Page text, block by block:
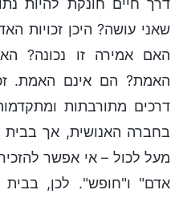
דרך חיים חונקת להיות
שאני עושה? היכן זכויות
האם אמירה זו נכונה?
האמת? הם אינם האמת.
דרכים מתורבתות
בחברה האנושית, אך
מעל לכול – אי אפשר
אדם" ו"חופש". לכן,